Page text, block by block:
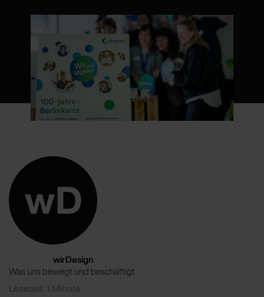
wirDesign
Was uns bewegt und beschäftigt.
Lesezeit: 1 Minute